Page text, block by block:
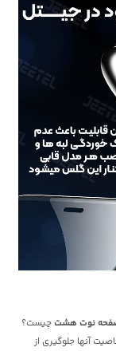
نوت هشتچیست؟
آنها جلوگیری از